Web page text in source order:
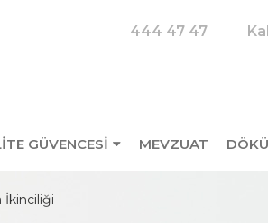
444 47 47
GÜVENCESI MEVZUAT
İkinciliği